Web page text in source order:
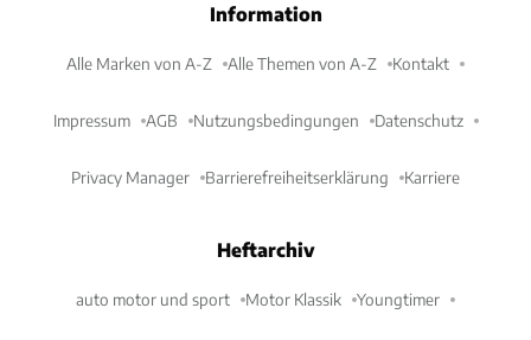
Information
Alle Marken von A-Z Alle Themen von A-Z Kontakt
Impressum AGB Nutzungsbedingungen Datenschutz
Privacy Manager Barrierefreiheitserklärung Karriere
Heftarchiv
auto motor und sport Motor Klassik Youngtimer